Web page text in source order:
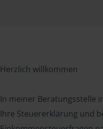
Herzlich willkommen
In meiner Beratungsstelle
Ihre Steuererklärung und